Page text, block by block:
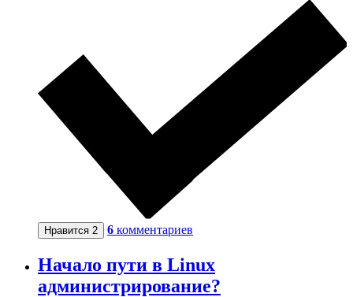
Нравится 2 6 комментариев
Начало пути в Linux
администрирование?